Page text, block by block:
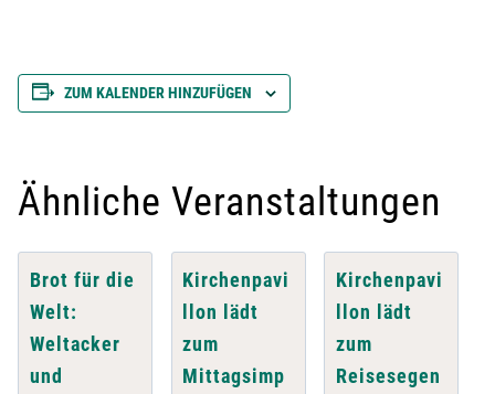
ZUM KALENDER HINZUFÜGEN
Ähnliche Veranstaltungen
Brot für die
Welt:
Weltacker
und
Kirchenpavi
llon lädt
zum
Mittagsimp
Kirchenpavi
llon lädt
zum
Reisesegen